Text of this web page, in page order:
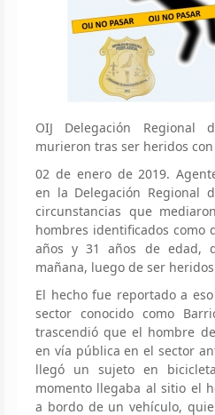
OIJ Delegación Regional
murieron tras ser heridos
02 de enero de 2019.
en la Delegación Regional
circunstancias que
hombres identificados como
años y 31 años de edad,
mañana, luego de ser
El hecho fue reportado a
sector conocido como
trascendió que el hombre
en vía pública en el sector
llegó un sujeto en
momento llegaba al sitio el
a bordo de un vehículo,